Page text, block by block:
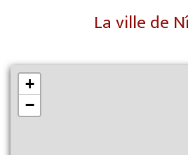
La ville de
+
−